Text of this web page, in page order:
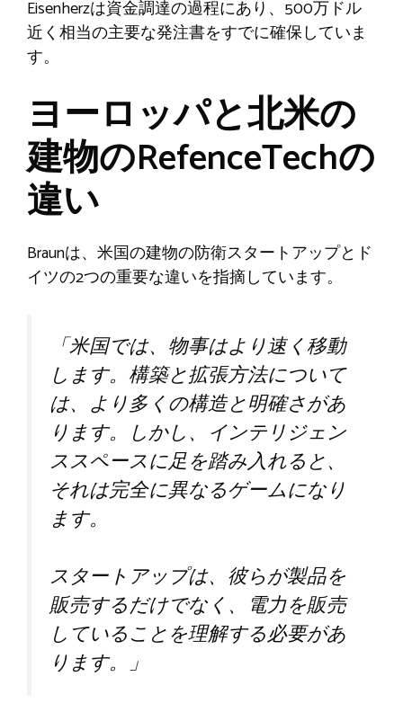
Eisenherzは資金調達の過程にあり、500万ドル
近く相当の主要な発注書をすでに確保していま
す。
ヨーロッパと北米の
建物のRefenceTechの
違い
Braunは、米国の建物の防衛スタートアップとド
イツの2つの重要な違いを指摘しています。
「米国では、物事はより速く移動
します。構築と拡張方法について
は、より多くの構造と明確さがあ
ります。しかし、インテリジェン
ススペースに足を踏み入れると、
それは完全に異なるゲームになり
ます。
スタートアップは、彼らが製品を
販売するだけでなく、電力を販売
していることを理解する必要があ
ります。」